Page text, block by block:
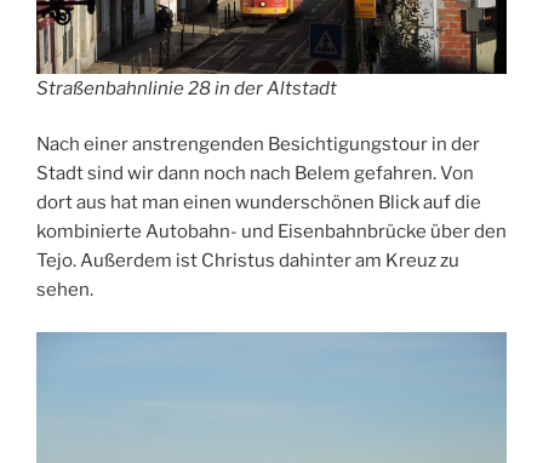
Straßenbahnlinie 28 in der Altstadt
Nach einer anstrengenden Besichtigungstour in der
Stadt sind wir dann noch nach Belem gefahren. Von
dort aus hat man einen wunderschönen Blick auf die
kombinierte Autobahn- und Eisenbahnbrücke über den
Tejo. Außerdem ist Christus dahinter am Kreuz zu
sehen.